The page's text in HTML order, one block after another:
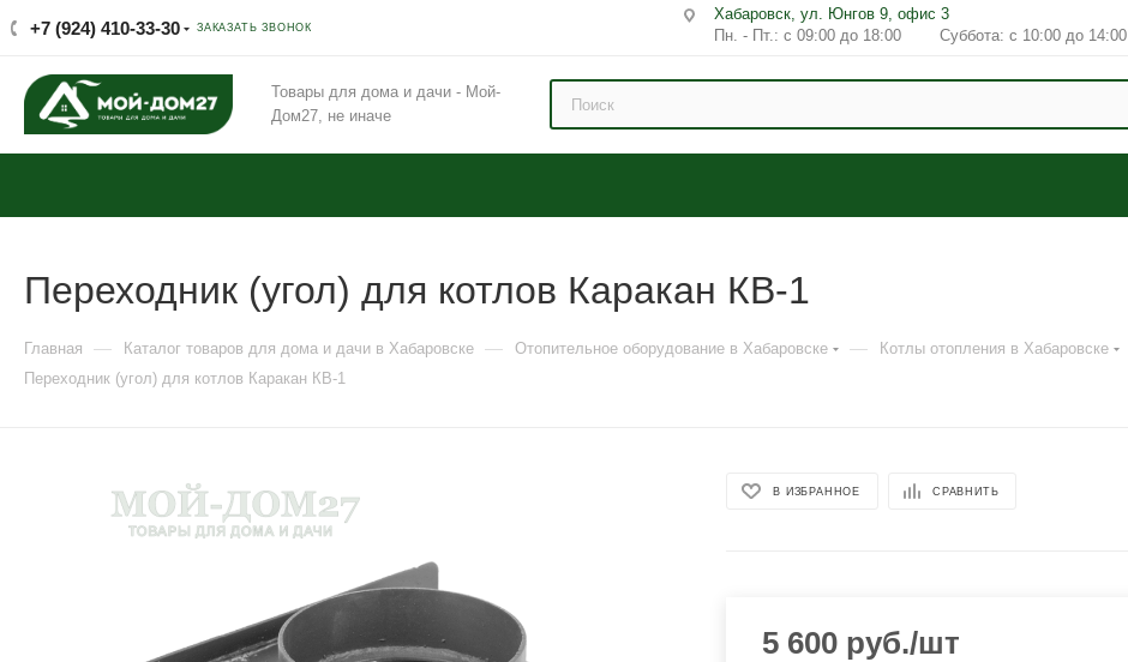
+7 (924) 410-33-30 ЗАКАЗАТЬ ЗВОНОК
Хабаровск, ул. Юнгов 9, офис 3
Пн. - Пт.: с 09:00 до 18:00 Суббота: с 10:00 до 14:00
Товары для дома и дачи - Мой-
Дом27, не иначе
Переходник (угол) для котлов Каракан КВ-1
Главная — Каталог товаров для дома и дачи в Хабаровске — Отопительное оборудование в Хабаровске — Котлы отопления в Хабаровске
Переходник (угол) для котлов Каракан КВ-1
В ИЗБРАННОЕ СРАВНИТЬ
5 600 руб./шт